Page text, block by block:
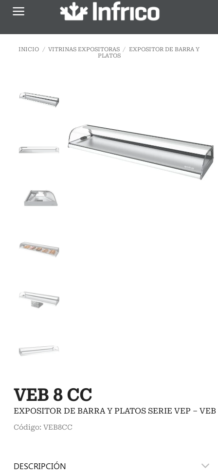
Saltar
INICIO / VITRINAS EXPOSITORAS / EXPOSITOR DE BARRA Y
PLATOS
VEB 8 CC
EXPOSITOR DE BARRA Y PLATOS SERIE VEP – VEB
Código: VEB8CC
DESCRIPCIÓN